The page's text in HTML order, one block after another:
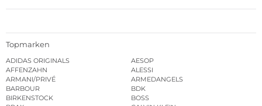
Topmarken
ADIDAS ORIGINALS
AESOP
AFFENZAHN
ALESSI
ARMANI/PRIVÉ
ARMEDANGELS
BARBOUR
BDK
BIRKENSTOCK
BOSS